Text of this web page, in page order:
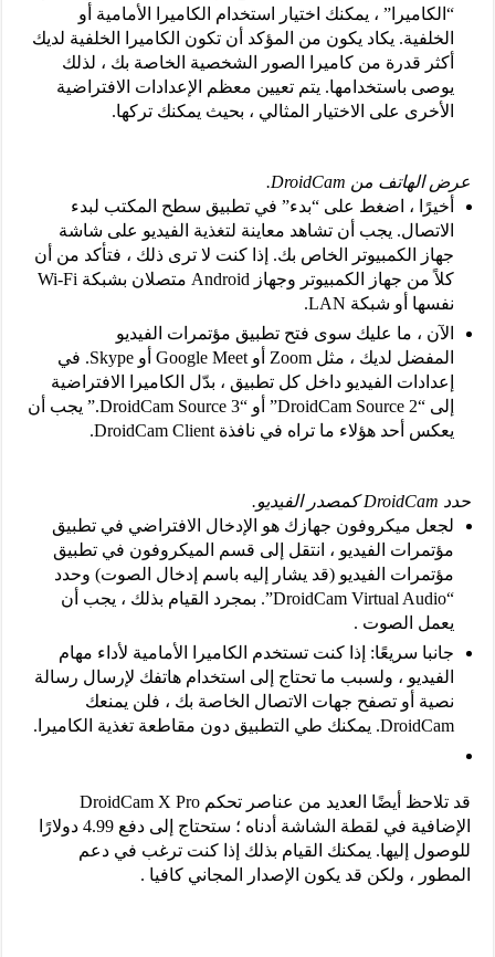
“الكاميرا” ، يمكنك اختيار استخدام الكاميرا الأمامية أو
الخلفية. يكاد يكون من المؤكد أن تكون الكاميرا الخلفية لديك
أكثر قدرة من كاميرا الصور الشخصية الخاصة بك ، لذلك
يوصى باستخدامها. يتم تعيين معظم الإعدادات الافتراضية
الأخرى على الاختيار المثالي ، بحيث يمكنك تركها.
عرض الهاتف من DroidCam.
أخيرًا ، اضغط على “بدء” في تطبيق سطح المكتب لبدء
الاتصال. يجب أن تشاهد معاينة لتغذية الفيديو على شاشة
جهاز الكمبيوتر الخاص بك. إذا كنت لا ترى ذلك ، فتأكد من أن
كلاً من جهاز الكمبيوتر وجهاز Android متصلان بشبكة Wi-Fi
نفسها أو شبكة LAN.
الآن ، ما عليك سوى فتح تطبيق مؤتمرات الفيديو
المفضل لديك ، مثل Zoom أو Google Meet أو Skype. في
إعدادات الفيديو داخل كل تطبيق ، بدّل الكاميرا الافتراضية
إلى “DroidCam Source 2” أو “DroidCam Source 3.” يجب أن
يعكس أحد هؤلاء ما تراه في نافذة DroidCam Client.
حدد DroidCam كمصدر الفيديو.
لجعل ميكروفون جهازك هو الإدخال الافتراضي في تطبيق
مؤتمرات الفيديو ، انتقل إلى قسم الميكروفون في تطبيق
مؤتمرات الفيديو (قد يشار إليه باسم إدخال الصوت) وحدد
“DroidCam Virtual Audio”. بمجرد القيام بذلك ، يجب أن
يعمل الصوت .
جانبا سريعًا: إذا كنت تستخدم الكاميرا الأمامية لأداء مهام
الفيديو ، ولسبب ما تحتاج إلى استخدام هاتفك لإرسال رسالة
نصية أو تصفح جهات الاتصال الخاصة بك ، فلن يمنعك
DroidCam. يمكنك طي التطبيق دون مقاطعة تغذية الكاميرا.
قد تلاحظ أيضًا العديد من عناصر تحكم DroidCam X Pro
الإضافية في لقطة الشاشة أدناه ؛ ستحتاج إلى دفع 4.99 دولارًا
للوصول إليها. يمكنك القيام بذلك إذا كنت ترغب في دعم
المطور ، ولكن قد يكون الإصدار المجاني كافيا .